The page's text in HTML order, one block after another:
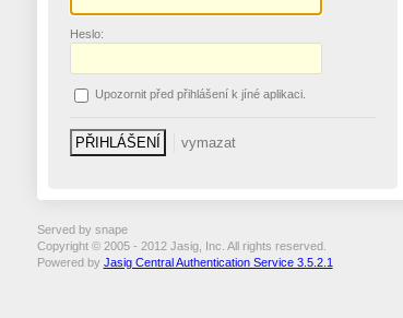
Heslo:
Upozornit před přihlášení k jíné aplikaci.
Served by snape
Copyright © 2005 - 2012 Jasig, Inc. All rights reserved.
Powered by Jasig Central Authentication Service 3.5.2.1